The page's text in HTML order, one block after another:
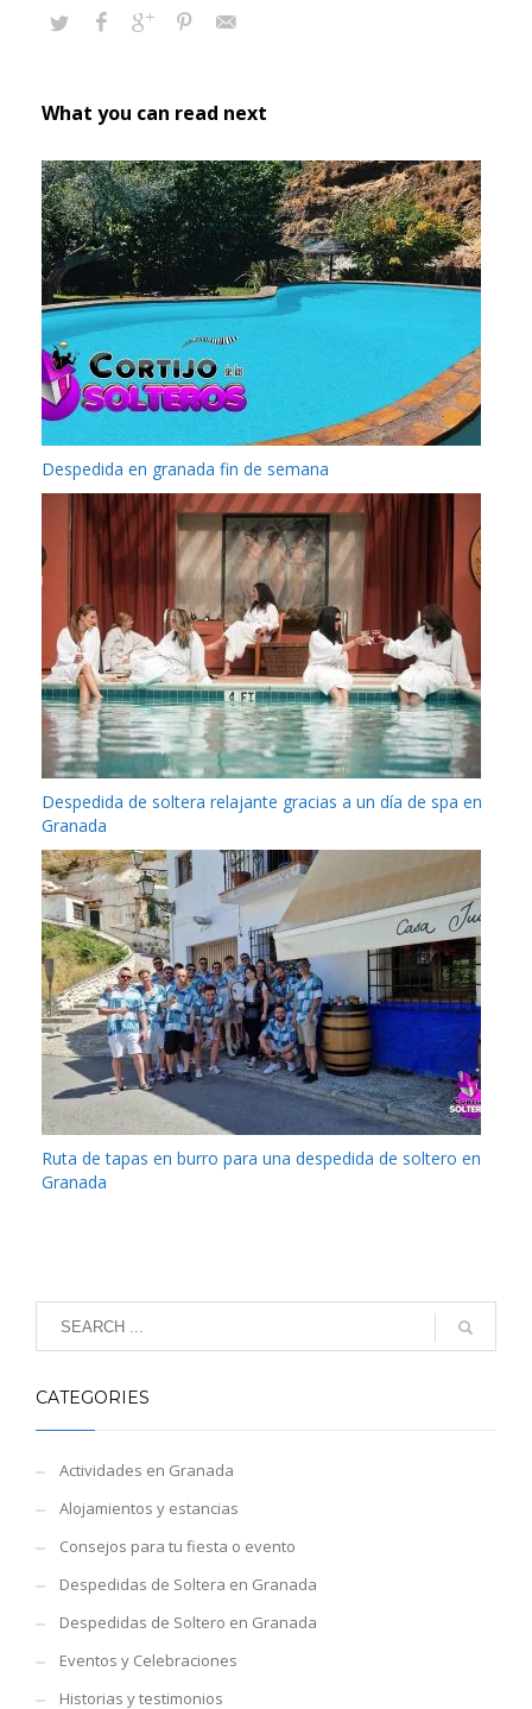
What you can read next
Despedida en granada fin de semana
Despedida de soltera relajante gracias a un día de spa en
Granada
Ruta de tapas en burro para una despedida de soltero en
Granada
CATEGORIES
Actividades en Granada
Alojamientos y estancias
Consejos para tu fiesta o evento
Despedidas de Soltera en Granada
Despedidas de Soltero en Granada
Eventos y Celebraciones
Historias y testimonios